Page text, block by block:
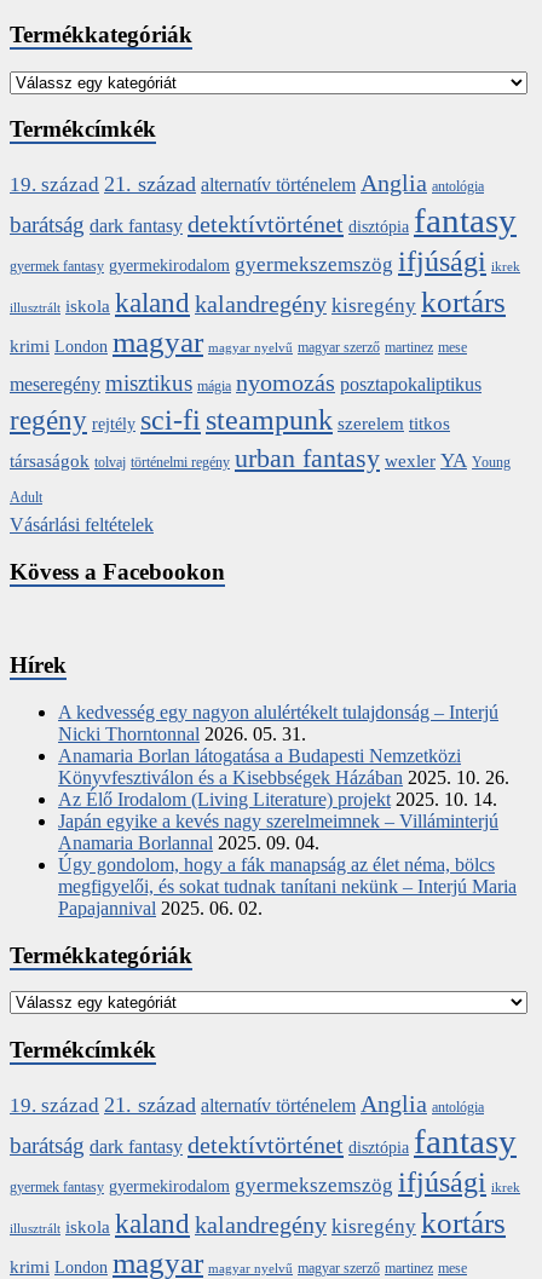
Termékkategóriák
Termékcímkék
19. század 21. század alternatív történelem Anglia antológia
barátság dark fantasy detektívtörténet disztópia fantasy
gyermek fantasy gyermekirodalom gyermekszemszög ifjúsági ikrek
illusztrált iskola kalandkalandregény kisregény kortárs
krimi London magyar magyar nyelvű magyar szerző martinez mese
meseregény misztikus mágia nyomozás posztapokaliptikus
regény rejtély sci-fi steampunk szerelem titkos
társaságok tolvaj történelmi regény urban fantasy wexler YA Young
Adult
Vásárlási feltételek
Kövess a Facebookon
Hírek
A kedvesség egy nagyon alulértékelt tulajdonság – Interjú
Nicki Thorntonnal 2026. 05. 31.
Anamaria Borlan látogatása a Budapesti Nemzetközi
Könyvfesztiválon és a Kisebbségek Házában 2025. 10. 26.
Az Élő Irodalom (Living Literature) projekt 2025. 10. 14.
Japán egyike a kevés nagy szerelmeimnek – Villáminterjú
Anamaria Borlannal 2025. 09. 04.
Úgy gondolom, hogy a fák manapság az élet néma, bölcs
megfigyelői, és sokat tudnak tanítani nekünk – Interjú Maria
Papajannival 2025. 06. 02.
Termékkategóriák
Termékcímkék
19. század 21. század alternatív történelem Anglia antológia
barátság dark fantasy detektívtörténet disztópia fantasy
gyermek fantasy gyermekirodalom gyermekszemszög ifjúsági ikrek
illusztrált iskola kaland kalandregény kisregény kortárs
krimi London magyar magyar nyelvű magyar szerző martinez mese